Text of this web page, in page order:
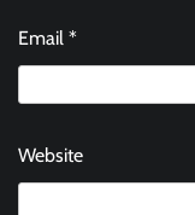
Email *
Website